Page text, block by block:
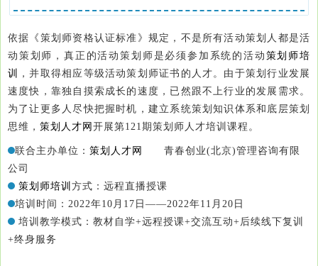
依据《策划师资格认证标准》规定，不是所有活动策划人都是活
动策划师，真正的活动策划师是必须参加系统的活动 策划师培
训
，并取得相应等级活动策划师证书的人才。由于策划行业发展
速度快，靠独自摸索成长的速度，已然跟不上行业的发展需求。
为了让更多人尽快把握时机，建立系统策划知识体系和底层策划
思维， 策划人才网 开展第121期策划师人才培训课程。
联合主办单位： 策划人才网
青春创业(北京)管理咨询有限
公司
策划师培训 方式： 远程直播授课
培训时间： 2022年10月17日——2022年11月20日
培训教学模式： 教材自学+远程授课+交流互动+后续线下复训
+终身服务